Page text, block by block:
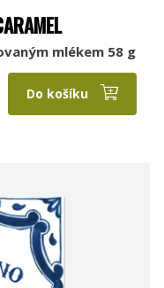
mlékem 58 g
Do košíku